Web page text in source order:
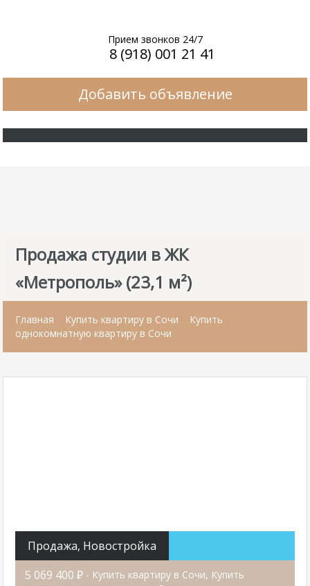
Прием звонков 24/7
8 (918) 001 21 41
Добавить объявление
Продажа студии в ЖК
«Метрополь» (23,1 м²)
Главная Купить квартиру в Сочи
Купить
однокомнатную квартиру в Сочи
Продажа, Новостройка
5 069 400 ₽ - Купить квартиру в Сочи, Купить